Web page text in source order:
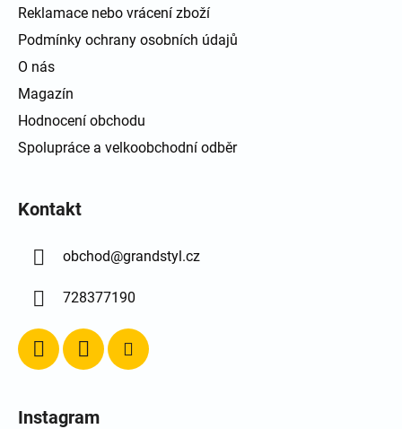
Reklamace nebo vrácení zboží
Podmínky ochrany osobních údajů
O nás
Magazín
Hodnocení obchodu
Spolupráce a velkoobchodní odběr
Kontakt
obchod@grandstyl.cz
728377190
Instagram